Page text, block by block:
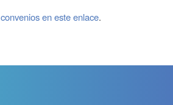
convenios en este enlace.